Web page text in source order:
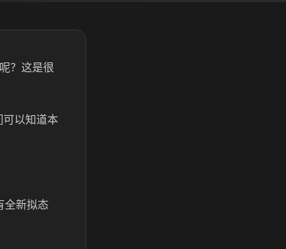
？这是很
以知道本
全新拟态